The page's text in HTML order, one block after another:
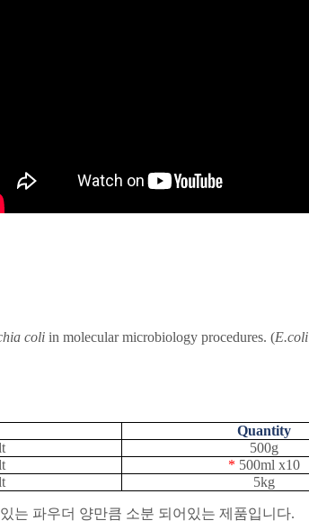
coli in molecular microbiology procedures. (E.coli
Quantity
500g
* 500ml x10
5kg
있는 파우더 양만큼 소분 되어있는 제품입니다.